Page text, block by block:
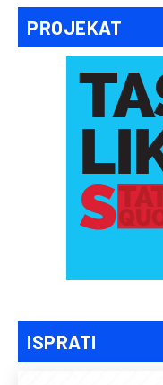
PROJEKAT
ISPRATI